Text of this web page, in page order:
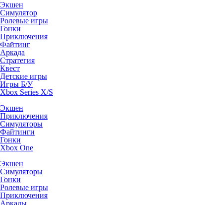
Экшен
Симулятор
Ролевые игры
Гонки
Приключения
Файтинг
Аркада
Стратегия
Квест
Детские игры
Игры Б/У
Xbox Series X/S
Экшен
Приключения
Симуляторы
Файтинги
Гонки
Xbox One
Экшен
Симуляторы
Гонки
Ролевые игры
Приключения
Аркады